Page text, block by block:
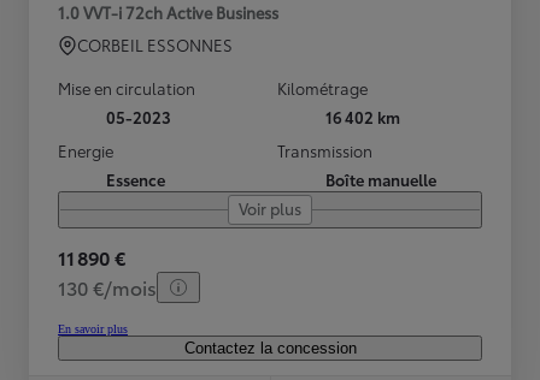
1.0 VVT-i 72ch Active Business
CORBEIL ESSONNES
Mise en circulation
05-2023
Kilométrage
16 402 km
Energie
Essence
Transmission
Boîte manuelle
Voir plus
11 890 €
130 €/mois
En savoir plus
Contactez la concession